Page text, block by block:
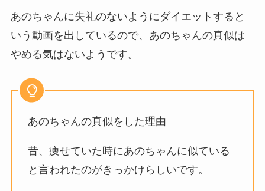
あのちゃんに失礼のないようにダイエットすると
いう動画を出しているので、あのちゃんの真似は
やめる気はないようです。
あのちゃんの真似をした理由
昔、痩せていた時にあのちゃんに似ている
と言われたのがきっかけらしいです。